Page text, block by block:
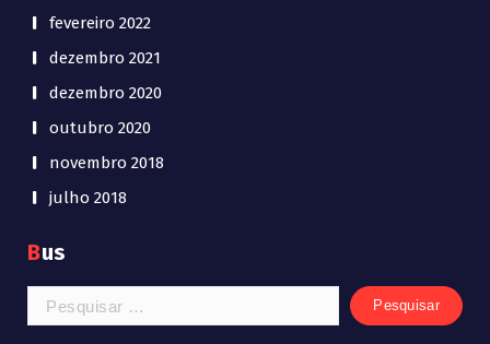
fevereiro 2022
dezembro 2021
dezembro 2020
outubro 2020
novembro 2018
julho 2018
Bus